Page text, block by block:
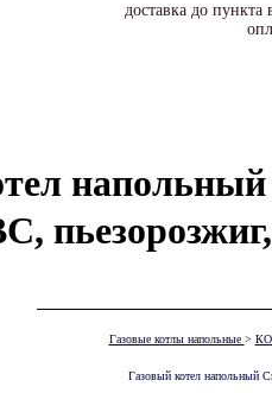
доставка до
Газовые котлы напольные >
Газовый котел